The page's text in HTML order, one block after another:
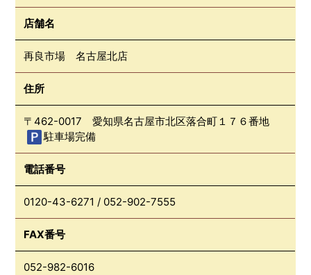
店舗名
再良市場 名古屋北店
住所
〒462-0017 愛知県名古屋市北区落合町１７６番地
駐車場完備
電話番号
0120-43-6271 / 052-902-7555
FAX番号
052-982-6016